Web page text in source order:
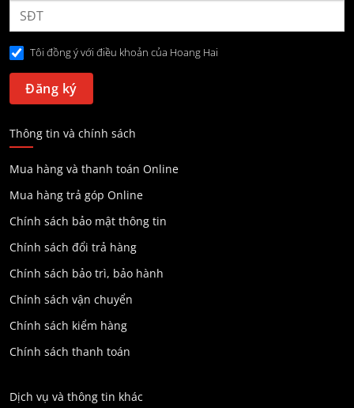
Tôi đồng ý với điều khoản của Hoang Hai
Thông tin và chính sách
Mua hàng và thanh toán Online
Mua hàng trả góp Online
Chính sách bảo mật thông tin
Chính sách đổi trả hàng
Chính sách bảo trì, bảo hành
Chính sách vận chuyển
Chính sách kiểm hàng
Chính sách thanh toán
Dịch vụ và thông tin khác